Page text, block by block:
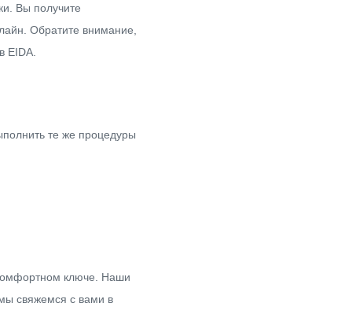
Вы получите
Обратите внимание,
EIDA.
те же процедуры
ключе. Наши
свяжемся с вами в